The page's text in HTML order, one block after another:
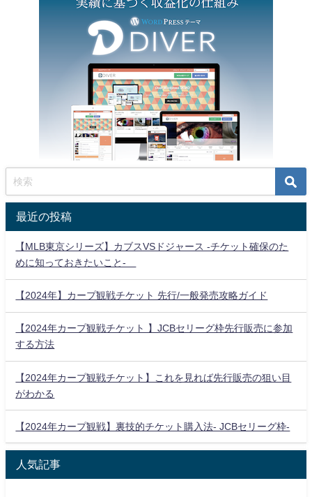
最近の投稿
【MLB東京シリーズ】カブスVSドジャース -チケット確保のた
めに知っておきたいこと-
【2024年】カープ観戦チケット 先行/一般発売攻略ガイド
【2024年カープ観戦チケット 】JCBセリーグ枠先行販売に参加
する方法
【2024年カープ観戦チケット】これを見れば先行販売の狙い目
がわかる
【2024年カープ観戦】裏技的チケット購入法- JCBセリーグ枠-
人気記事